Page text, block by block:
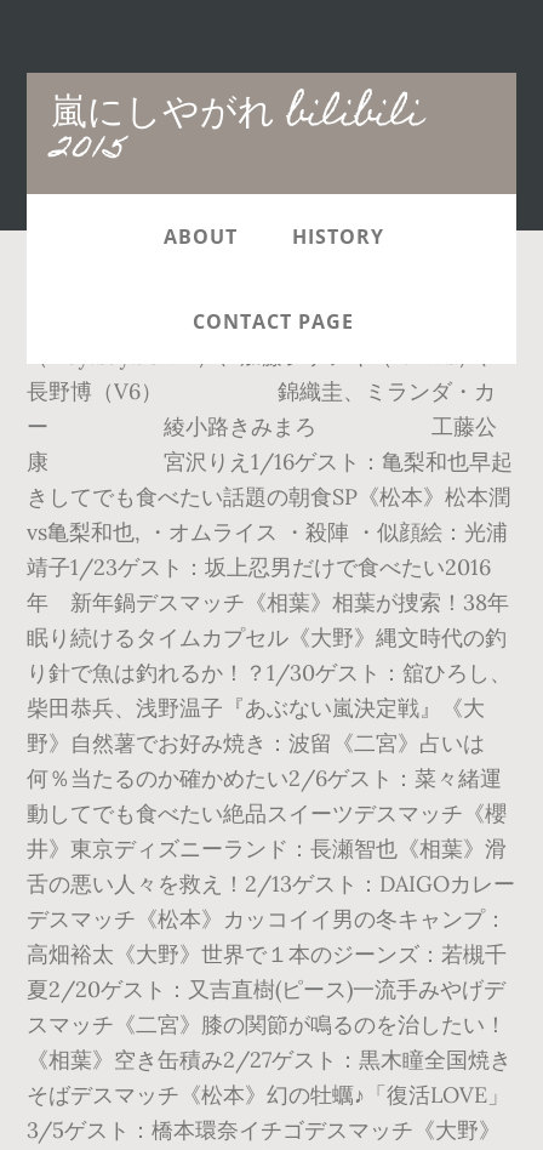
嵐にしやがれ bilibili
2015
Main
navigation
ABOUT HISTORY
CONTACT PAGE
1/1 嵐旅館SP宿泊客：伊野尾慧
長野博（V6） 錦織圭、ミランダ・カ
ー 綾小路きみまろ 工藤公
康 宮沢りえ1/16ゲスト：亀梨和也早起
きしてでも食べたい話題の朝食SP《松本》松本潤
vs亀梨和也, ・オムライス ・殺陣 ・似顔絵：光浦
靖子1/23ゲスト：坂上忍男だけで食べたい2016
年 新年鍋デスマッチ《相葉》相葉が捜索！38年
眠り続けるタイムカプセル《大野》縄文時代の釣
り針で魚は釣れるか！？1/30ゲスト：舘ひろし、
柴田恭兵、浅野温子『あぶない嵐決定戦』《大
野》自然薯でお好み焼き：波留《二宮》占いは
何％当たるのか確かめたい2/6ゲスト：菜々緒運
動してでも食べたい絶品スイーツデスマッチ《櫻
井》東京ディズニーランド：長瀬智也《相葉》滑
舌の悪い人々を救え！2/13ゲスト：DAIGOカレー
デスマッチ《松本》カッコイイ男の冬キャンプ：
高畑裕太《大野》世界で１本のジーンズ：若槻千
夏2/20ゲスト：又吉直樹(ピース)一流手みやげデ
スマッチ《二宮》膝の関節が鳴るのを治したい！
《相葉》空き缶積み2/27ゲスト：黒木瞳全国焼き
そばデスマッチ《松本》幻の牡蠣♪「復活LOVE」
3/5ゲスト：橋本環奈イチゴデスマッチ《大野》